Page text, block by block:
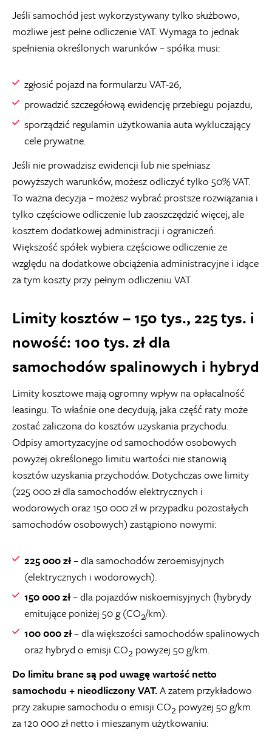
Jeśli samochód jest wykorzystywany tylko służbowo,
możliwe jest pełne odliczenie VAT. Wymaga to jednak
spełnienia określonych warunków – spółka musi:
zgłosić pojazd na formularzu VAT-26,
prowadzić szczegółową ewidencję przebiegu pojazdu,
sporządzić regulamin użytkowania auta wykluczający
cele prywatne.
Jeśli nie prowadzisz ewidencji lub nie spełniasz
powyższych warunków, możesz odliczyć tylko 50% VAT.
To ważna decyzja – możesz wybrać prostsze rozwiązania i
tylko częściowe odliczenie lub zaoszczędzić więcej, ale
kosztem dodatkowej administracji i ograniczeń.
Większość spółek wybiera częściowe odliczenie ze
względu na dodatkowe obciążenia administracyjne i idące
za tym koszty przy pełnym odliczeniu VAT.
Limity kosztów – 150 tys., 225 tys. i
nowość: 100 tys. zł dla
samochodów spalinowych i hybryd
Limity kosztowe mają ogromny wpływ na opłacalność
leasingu. To właśnie one decydują, jaka część raty może
zostać zaliczona do kosztów uzyskania przychodu.
Odpisy amortyzacyjne od samochodów osobowych
powyżej określonego limitu wartości nie stanowią
kosztów uzyskania przychodów. Dotychczas owe limity
(225 000 zł dla samochodów elektrycznych i
wodorowych oraz 150 000 zł w przypadku pozostałych
samochodów osobowych) zastąpiono nowymi:
225 000 zł– dla samochodów zeroemisyjnych
(elektrycznych i wodorowych).
150 000 zł– dla pojazdów niskoemisyjnych (hybrydy
emitujące poniżej 50 g (CO2/km).
100 000 zł– dla większości samochodów spalinowych
oraz hybryd o emisji CO2 powyżej 50 g/km.
Do limitu brane są pod uwagę wartość netto
samochodu + nieodliczony VAT.A zatem przykładowo
przy zakupie samochodu o emisji CO2 powyżej 50 g/km
za 120 000 zł netto i mieszanym użytkowaniu: